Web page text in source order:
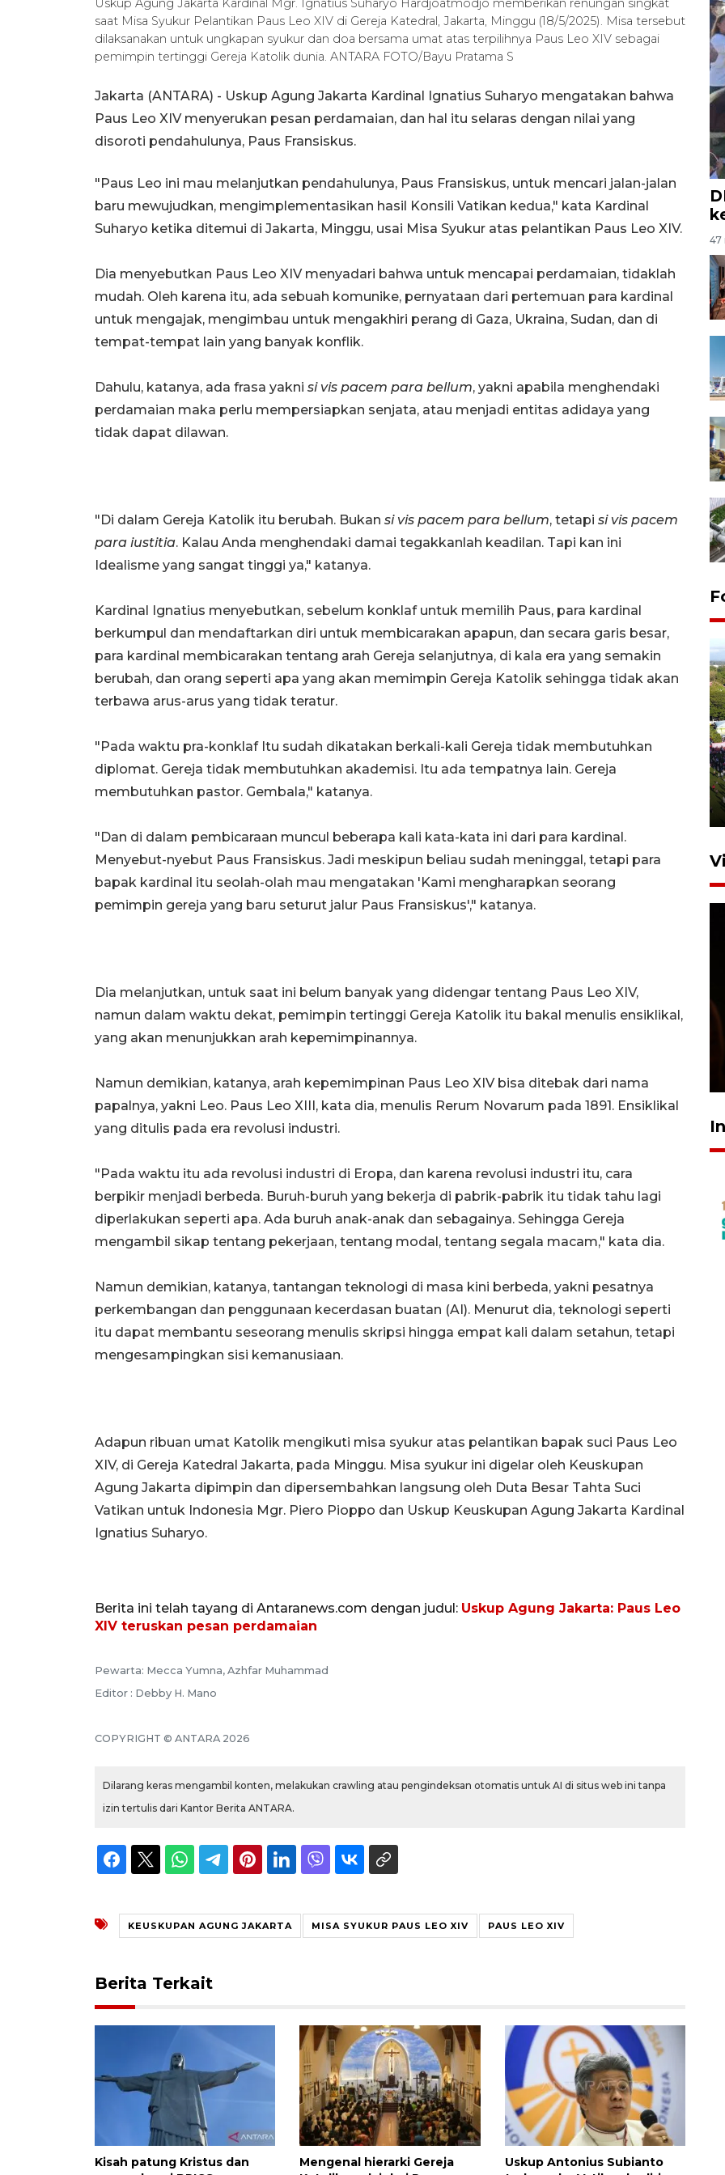
Uskup Agung Jakarta Kardinal Mgr. Ignatius Suharyo Hardjoatmodjo memberikan renungan singkat
saat Misa Syukur Pelantikan Paus Leo XIV di Gereja Katedral, Jakarta, Minggu (18/5/2025). Misa tersebut
dilaksanakan untuk ungkapan syukur dan doa bersama umat atas terpilihnya Paus Leo XIV sebagai
pemimpin tertinggi Gereja Katolik dunia. ANTARA FOTO/Bayu Pratama S
Jakarta (ANTARA) - Uskup Agung Jakarta Kardinal Ignatius Suharyo mengatakan bahwa
Paus Leo XIV menyerukan pesan perdamaian, dan hal itu selaras dengan nilai yang
disoroti pendahulunya, Paus Fransiskus.
"Paus Leo ini mau melanjutkan pendahulunya, Paus Fransiskus, untuk mencari jalan-jalan
baru mewujudkan, mengimplementasikan hasil Konsili Vatikan kedua," kata Kardinal
Suharyo ketika ditemui di Jakarta, Minggu, usai Misa Syukur atas pelantikan Paus Leo XIV.
Dia menyebutkan Paus Leo XIV menyadari bahwa untuk mencapai perdamaian, tidaklah
mudah. Oleh karena itu, ada sebuah komunike, pernyataan dari pertemuan para kardinal
untuk mengajak, mengimbau untuk mengakhiri perang di Gaza, Ukraina, Sudan, dan di
tempat-tempat lain yang banyak konflik.
Dahulu, katanya, ada frasa yakni si vis pacem para bellum, yakni apabila menghendaki
perdamaian maka perlu mempersiapkan senjata, atau menjadi entitas adidaya yang
tidak dapat dilawan.
"Di dalam Gereja Katolik itu berubah. Bukan si vis pacem para bellum, tetapi si vis pacem
para iustitia. Kalau Anda menghendaki damai tegakkanlah keadilan. Tapi kan ini
Idealisme yang sangat tinggi ya," katanya.
Kardinal Ignatius menyebutkan, sebelum konklaf untuk memilih Paus, para kardinal
berkumpul dan mendaftarkan diri untuk membicarakan apapun, dan secara garis besar,
para kardinal membicarakan tentang arah Gereja selanjutnya, di kala era yang semakin
berubah, dan orang seperti apa yang akan memimpin Gereja Katolik sehingga tidak akan
terbawa arus-arus yang tidak teratur.
"Pada waktu pra-konklaf Itu sudah dikatakan berkali-kali Gereja tidak membutuhkan
diplomat. Gereja tidak membutuhkan akademisi. Itu ada tempatnya lain. Gereja
membutuhkan pastor. Gembala," katanya.
"Dan di dalam pembicaraan muncul beberapa kali kata-kata ini dari para kardinal.
Menyebut-nyebut Paus Fransiskus. Jadi meskipun beliau sudah meninggal, tetapi para
bapak kardinal itu seolah-olah mau mengatakan 'Kami mengharapkan seorang
pemimpin gereja yang baru seturut jalur Paus Fransiskus'," katanya.
Dia melanjutkan, untuk saat ini belum banyak yang didengar tentang Paus Leo XIV,
namun dalam waktu dekat, pemimpin tertinggi Gereja Katolik itu bakal menulis ensiklikal,
yang akan menunjukkan arah kepemimpinannya.
Namun demikian, katanya, arah kepemimpinan Paus Leo XIV bisa ditebak dari nama
papalnya, yakni Leo. Paus Leo XIII, kata dia, menulis Rerum Novarum pada 1891. Ensiklikal
yang ditulis pada era revolusi industri.
"Pada waktu itu ada revolusi industri di Eropa, dan karena revolusi industri itu, cara
berpikir menjadi berbeda. Buruh-buruh yang bekerja di pabrik-pabrik itu tidak tahu lagi
diperlakukan seperti apa. Ada buruh anak-anak dan sebagainya. Sehingga Gereja
mengambil sikap tentang pekerjaan, tentang modal, tentang segala macam," kata dia.
Namun demikian, katanya, tantangan teknologi di masa kini berbeda, yakni pesatnya
perkembangan dan penggunaan kecerdasan buatan (AI). Menurut dia, teknologi seperti
itu dapat membantu seseorang menulis skripsi hingga empat kali dalam setahun, tetapi
mengesampingkan sisi kemanusiaan.
Adapun ribuan umat Katolik mengikuti misa syukur atas pelantikan bapak suci Paus Leo
XIV, di Gereja Katedral Jakarta, pada Minggu. Misa syukur ini digelar oleh Keuskupan
Agung Jakarta dipimpin dan dipersembahkan langsung oleh Duta Besar Tahta Suci
Vatikan untuk Indonesia Mgr. Piero Pioppo dan Uskup Keuskupan Agung Jakarta Kardinal
Ignatius Suharyo.
Berita ini telah tayang di Antaranews.com dengan judul: Uskup Agung Jakarta: Paus Leo
XIV teruskan pesan perdamaian
Pewarta: Mecca Yumna, Azhfar Muhammad
Editor : Debby H. Mano
COPYRIGHT © ANTARA 2026
Dilarang keras mengambil konten, melakukan crawling atau pengindeksan otomatis untuk AI di situs web ini tanpa
izin tertulis dari Kantor Berita ANTARA.
KEUSKUPAN AGUNG JAKARTA MISA SYUKUR PAUS LEO XIV PAUS LEO XIV
Berita Terkait
Kisah patung Kristus dan
Mengenal hierarki Gereja
Uskup Antonius Subianto
47
UPACARA HUT KE-78
REPUBLIK INDONESIA DI
SPPG di Gorontalo jaga